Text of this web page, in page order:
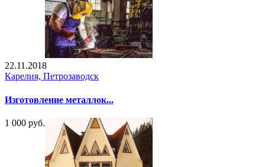
22.11.2018
Карелия, Петрозаводск
Изготовление металлок...
1 000 руб.